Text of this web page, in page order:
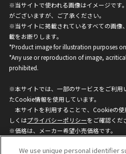
※当サイトで使われる画像はイメージです
がございますが、ご了承ください。
※当サイトに掲載されているすべての画像
載をお断りします。
*Product image for illustration purposes
*Any use or reproduction of image,
prohibited.
※本サイトでは、一部のサービスをご利用
たCookie情報を使用しています。
本サイトを利用することで、Cookieの
しくはプライバシーポリシーをご確認くだ
※価格は、メーカー希望小売価格です。
ざいますのでご了承ください。
We use unique personal identifier